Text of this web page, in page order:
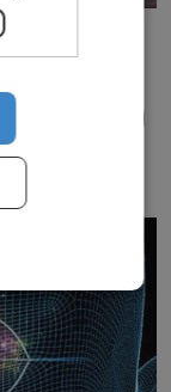
když v
obsluhoval
nemohli
tehdy kávou,